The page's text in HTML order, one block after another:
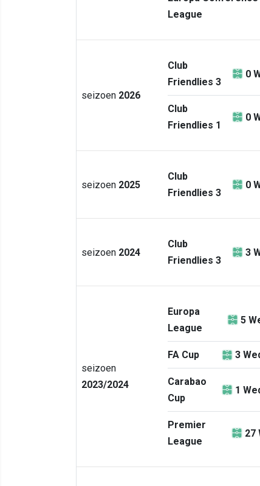
League
seizoen 2026
Club
Friendlies 3
0
Club
Friendlies 1
0
seizoen 2025
Club
Friendlies 3
0
seizoen 2024
Club
Friendlies 3
3
seizoen
2023/2024
Europa
League
5
FA Cup 3
Carabao
Cup
1
Premier
League
27